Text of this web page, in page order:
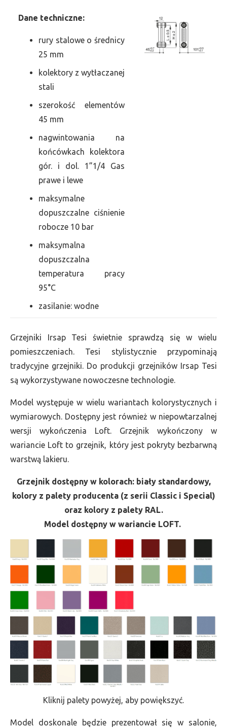
Dane techniczne:
rury stalowe o średnicy
25 mm
kolektory z wytłaczanej
stali
szerokość elementów
45 mm
nagwintowania na
końcówkach kolektora
gór. i dol. 1”1/4 Gas
prawe i lewe
maksymalne
dopuszczalne ciśnienie
robocze 10 bar
maksymalna
dopuszczalna
temperatura pracy
95°C
zasilanie: wodne
Grzejniki Irsap Tesi świetnie sprawdzą się w wielu
pomieszczeniach. Tesi stylistycznie przypominają
tradycyjne grzejniki. Do produkcji grzejników Irsap Tesi
są wykorzystywane nowoczesne technologie.
Model występuje w wielu wariantach kolorystycznych i
wymiarowych. Dostępny jest również w niepowtarzalnej
wersji wykończenia Loft. Grzejnik wykończony w
wariancie Loft to grzejnik, który jest pokryty bezbarwną
warstwą lakieru.
Grzejnik dostępny w kolorach: biały standardowy,
kolory z palety producenta (z serii Classic i Special)
oraz kolory z palety RAL.
Model dostępny w wariancie LOFT.
Kliknij palety powyżej, aby powiększyć.
Model doskonale będzie prezentował się w salonie,